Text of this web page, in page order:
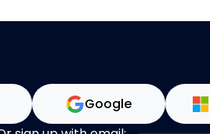
Google